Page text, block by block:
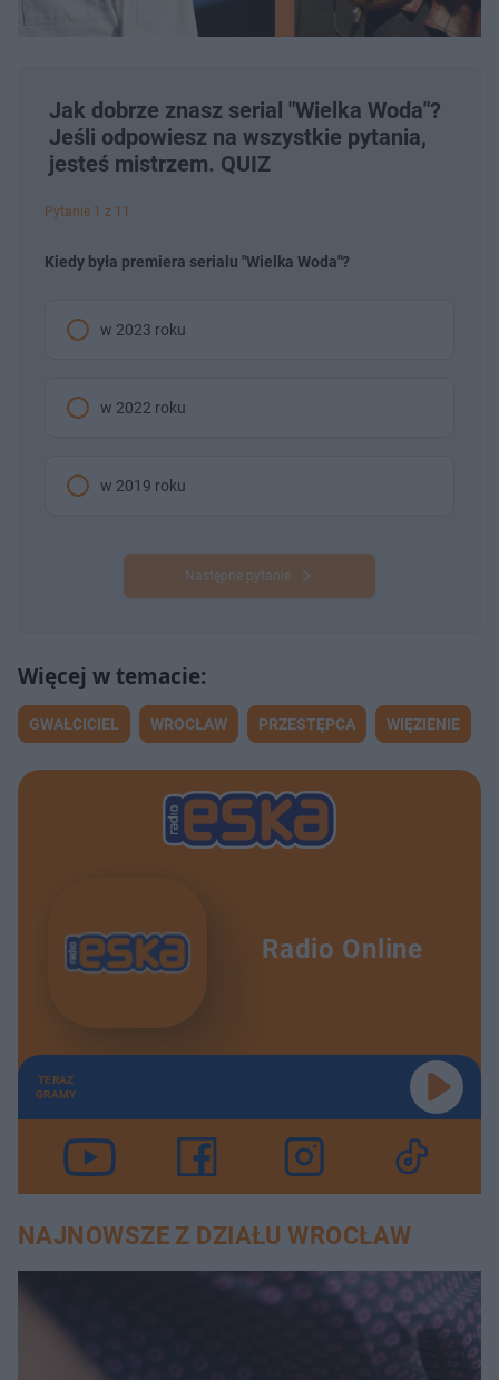
Jak dobrze znasz serial "Wielka Woda"?
Jeśli odpowiesz na wszystkie pytania,
jesteś mistrzem. QUIZ
Pytanie 1 z 11
Kiedy była premiera serialu "Wielka Woda"?
w 2023 roku
w 2022 roku
w 2019 roku
Następne pytanie
GWAŁCICIEL WROCŁAW PRZESTĘPCA WIĘZIENIE
Radio Online
TERAZ
GRAMY
NAJNOWSZE Z DZIAŁU WROCŁAW